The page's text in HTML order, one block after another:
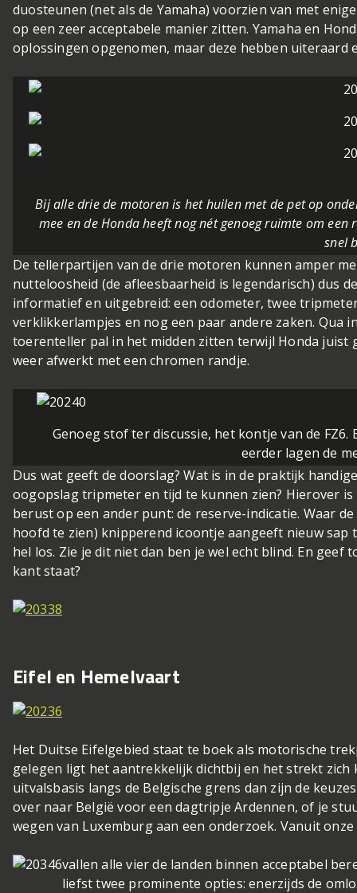
duosteunen (net als de Yamaha) voorzien van met
op een zeer acceptabele manier zitten. Yamaha en
oplossingen opgenomen, maar deze hebben uiteraard
Bij alle drie de motoren is het huilen met de pet op
mee en de Honda heeft nog nét genoeg ruimte om
snel
De tellerpartijen van de drie motoren kunnen amper
nutteloosheid (de afleesbaarheid is legendarisch) dus
informatief en uitgebreid: een odometer, twee
verklikkerlampjes en nog een paar andere zaken. Qua
toerenteller pal in het midden zitten terwijl Honda juist
weer afwerkt met een chromen randje.
Genoeg stof ter discussie, het kontje van de
eerder lagen de
Dus wat geeft de doorslag? Wat is in de praktijk
oogopslag tripmeter en tijd te kunnen zien? Hierover
berust op een ander punt: de reserve-indicatie. Waar
hoofd te zien) knipperend icoontje aangeeft nieuw
hel los. Zie je dit niet dan ben je wel echt blind. En
kant staat?
Eifel en Hemelvaart
Het Duitse Eifelgebied staat te boek als motorische
gelegen ligt het aantrekkelijk dichtbij en het strekt
uitvalsbasis langs de Belgische grens dan zijn de
over naar België voor een dagtripje Ardennen, of je
wegen van Luxemburg aan een onderzoek. Vanuit
vallen alle vier de landen binnen acceptabel
liefst twee prominente opties: enerzijds de